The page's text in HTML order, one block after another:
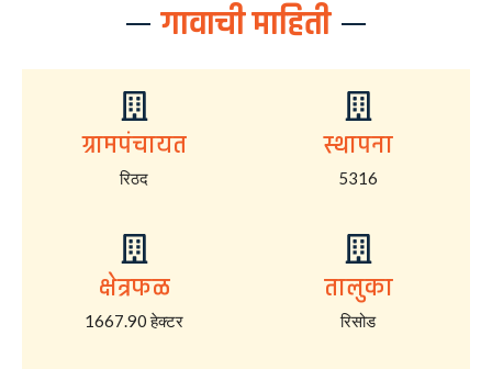
गावाची माहिती
ग्रामपंचायत
रिठद
स्थापना
5316
क्षेत्रफळ
1667.90 हेक्टर
तालुका
रिसोड